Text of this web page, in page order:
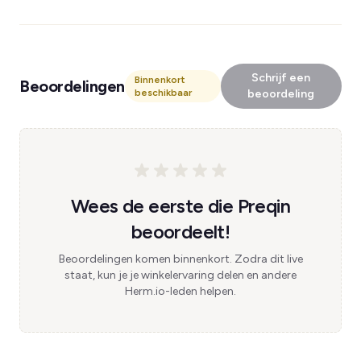
Beoordelingen
Binnenkort
beschikbaar
Schrijf een
beoordeling
Wees de eerste die Preqin
beoordeelt!
Beoordelingen komen binnenkort. Zodra dit live
staat, kun je je winkelervaring delen en andere
Herm.io-leden helpen.